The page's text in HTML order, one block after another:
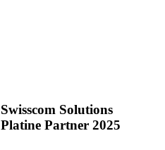
Swisscom Solutions
Platine Partner 2025